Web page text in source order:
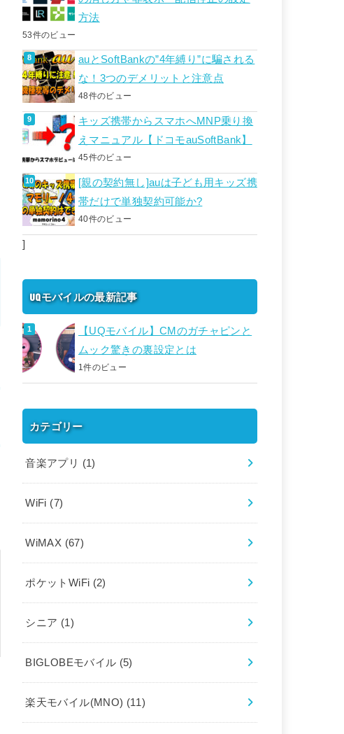
方法
53件のビュー
auとSoftBankの”4年縛り”に騙される
な！3つのデメリットと注意点
48件のビュー
キッズ携帯からスマホへMNP乗り換
えマニュアル【ドコモauSoftBank】
45件のビュー
[親の契約無し]auは子ども用キッズ携
帯だけで単独契約可能か?
40件のビュー
]
UQモバイルの最新記事
【UQモバイル】CMのガチャピンと
ムック驚きの裏設定とは
1件のビュー
カテゴリー
音楽アプリ (1)
WiFi (7)
WiMAX (67)
ポケットWiFi (2)
シニア (1)
BIGLOBEモバイル (5)
楽天モバイル(MNO) (11)